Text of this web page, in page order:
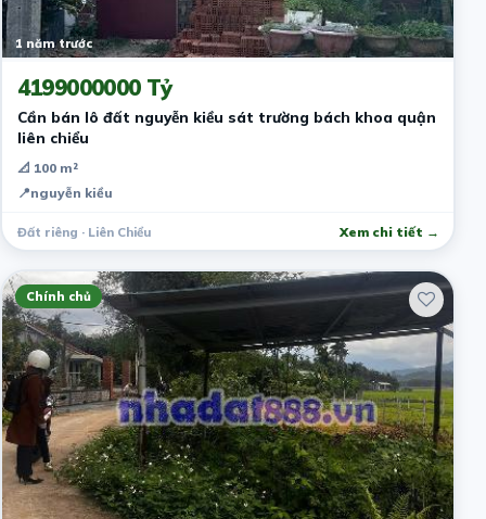
1 năm trước
4199000000 Tỷ
Cần bán lô đất nguyễn kiều sát trường bách khoa quận
liên chiểu
📐 100 m²
📍nguyễn kiều
Đất riêng · Liên Chiểu Xem chi tiết →
Chính chủ